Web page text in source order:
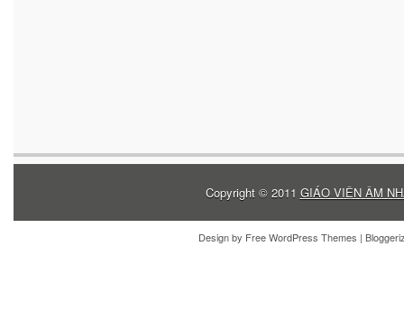
Copyright © 2011 GIÁO VIÊN ÂM
Design by Free WordPress Themes |